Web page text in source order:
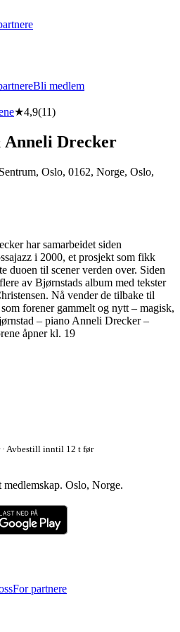
Bli medlem
★4,9(11)
Drecker
Oslo, 0162, Norge, Oslo,
har samarbeidet siden
i 2000, et prosjekt som fikk
duoen til scener verden over. Siden
av Bjørnstads album med tekster
Nå vender de tilbake til
forener gammelt og nytt – magisk,
– piano Anneli Drecker –
åpner kl. 19
Avbestill inntil 12 t før
Oslo, Norge.
For partnere